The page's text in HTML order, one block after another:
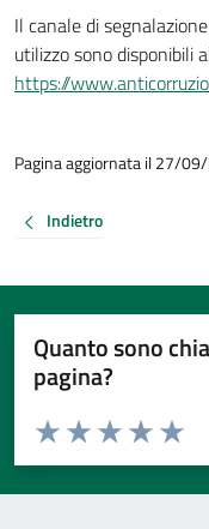
Il canale di
utilizzo sono disponibili
https://
Pagina aggiornata il 27/
Indietro
Quanto sono
pagina?
Valuta da 1 a 5 stelle la
Valuta 4
Valuta 3
Valuta 2 stelle su
Valuta 1 stelle su 5